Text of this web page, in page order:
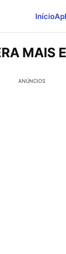
Início
MAIS
ANÚNCIOS